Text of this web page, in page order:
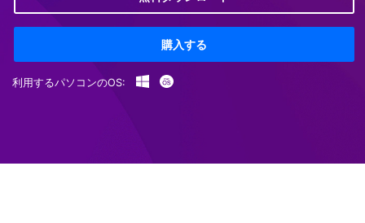
購入する
利用するパソコンのOS: